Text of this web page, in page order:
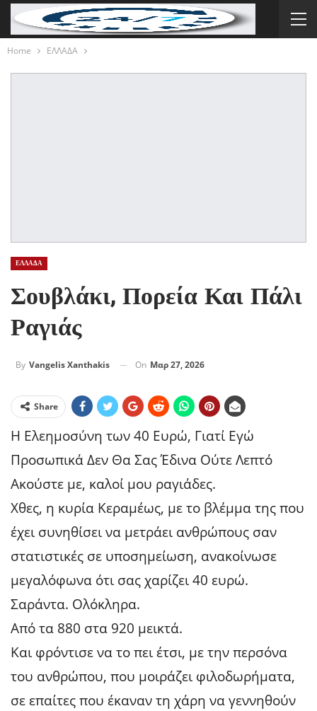
Home ΕΛΛΑΔΑ
ΕΛΛΑΔΑ
Σουβλάκι, Πορεία Και Πάλι
Ραγιάς
By Vangelis Xanthakis On Μαρ 27, 2026
Share
Η Ελεημοσύνη των 40 Ευρώ, Γιατί Εγώ
Προσωπικά Δεν Θα Σας Έδινα Ούτε Λεπτό
Ακούστε με, καλοί μου ραγιάδες.
Χθες, η κυρία Κεραμέως, με το βλέμμα της που
έχει συνηθίσει να μετράει ανθρώπους σαν
στατιστικές σε υποσημείωση, ανακοίνωσε
μεγαλόφωνα ότι σας χαρίζει 40 ευρώ.
Σαράντα. Ολόκληρα.
Από τα 880 στα 920 μεικτά.
Και φρόντισε να το πει έτσι, με την περσόνα
του ανθρώπου, που μοιράζει φιλοδωρήματα,
σε επαίτες που έκαναν τη χάρη να γεννηθούν